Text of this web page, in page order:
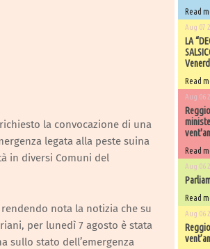
la convocazione di una
legata alla peste suina
in diversi Comuni del
rendendo nota la notizia che su
per lunedì 7 agosto è stata
sullo stato dell’emergenza
Read
Aug 07
LA
Read
Aug 06
Read
Aug 06
Read
Aug 06